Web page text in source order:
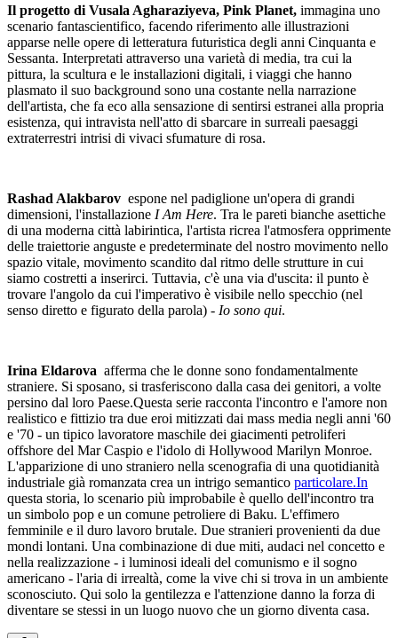
Il progetto di Vusala Agharaziyeva, Pink Planet, immagina uno
scenario fantascientifico, facendo riferimento alle illustrazioni
apparse nelle opere di letteratura futuristica degli anni Cinquanta e
Sessanta. Interpretati attraverso una varietà di media, tra cui la
pittura, la scultura e le installazioni digitali, i viaggi che hanno
plasmato il suo background sono una costante nella narrazione
dell'artista, che fa eco alla sensazione di sentirsi estranei alla propria
esistenza, qui intravista nell'atto di sbarcare in surreali paesaggi
extraterrestri intrisi di vivaci sfumature di rosa.
Rashad Alakbarov espone nel padiglione un'opera di grandi
dimensioni, l'installazione I Am Here. Tra le pareti bianche asettiche
di una moderna città labirintica, l'artista ricrea l'atmosfera opprimente
delle traiettorie anguste e predeterminate del nostro movimento nello
spazio vitale, movimento scandito dal ritmo delle strutture in cui
siamo costretti a inserirci. Tuttavia, c'è una via d'uscita: il punto è
trovare l'angolo da cui l'imperativo è visibile nello specchio (nel
senso diretto e figurato della parola) - Io sono qui.
Irina Eldarova afferma che le donne sono fondamentalmente
straniere. Si sposano, si trasferiscono dalla casa dei genitori, a volte
persino dal loro Paese.Questa serie racconta l'incontro e l'amore non
realistico e fittizio tra due eroi mitizzati dai mass media negli anni '60
e '70 - un tipico lavoratore maschile dei giacimenti petroliferi
offshore del Mar Caspio e l'idolo di Hollywood Marilyn Monroe.
L'apparizione di uno straniero nella scenografia di una quotidianità
industriale già romanzata crea un intrigo semantico particolare.In
questa storia, lo scenario più improbabile è quello dell'incontro tra
un simbolo pop e un comune petroliere di Baku. L'effimero
femminile e il duro lavoro brutale. Due stranieri provenienti da due
mondi lontani. Una combinazione di due miti, audaci nel concetto e
nella realizzazione - i luminosi ideali del comunismo e il sogno
americano - l'aria di irrealtà, come la vive chi si trova in un ambiente
sconosciuto. Qui solo la gentilezza e l'attenzione danno la forza di
diventare se stessi in un luogo nuovo che un giorno diventa casa.